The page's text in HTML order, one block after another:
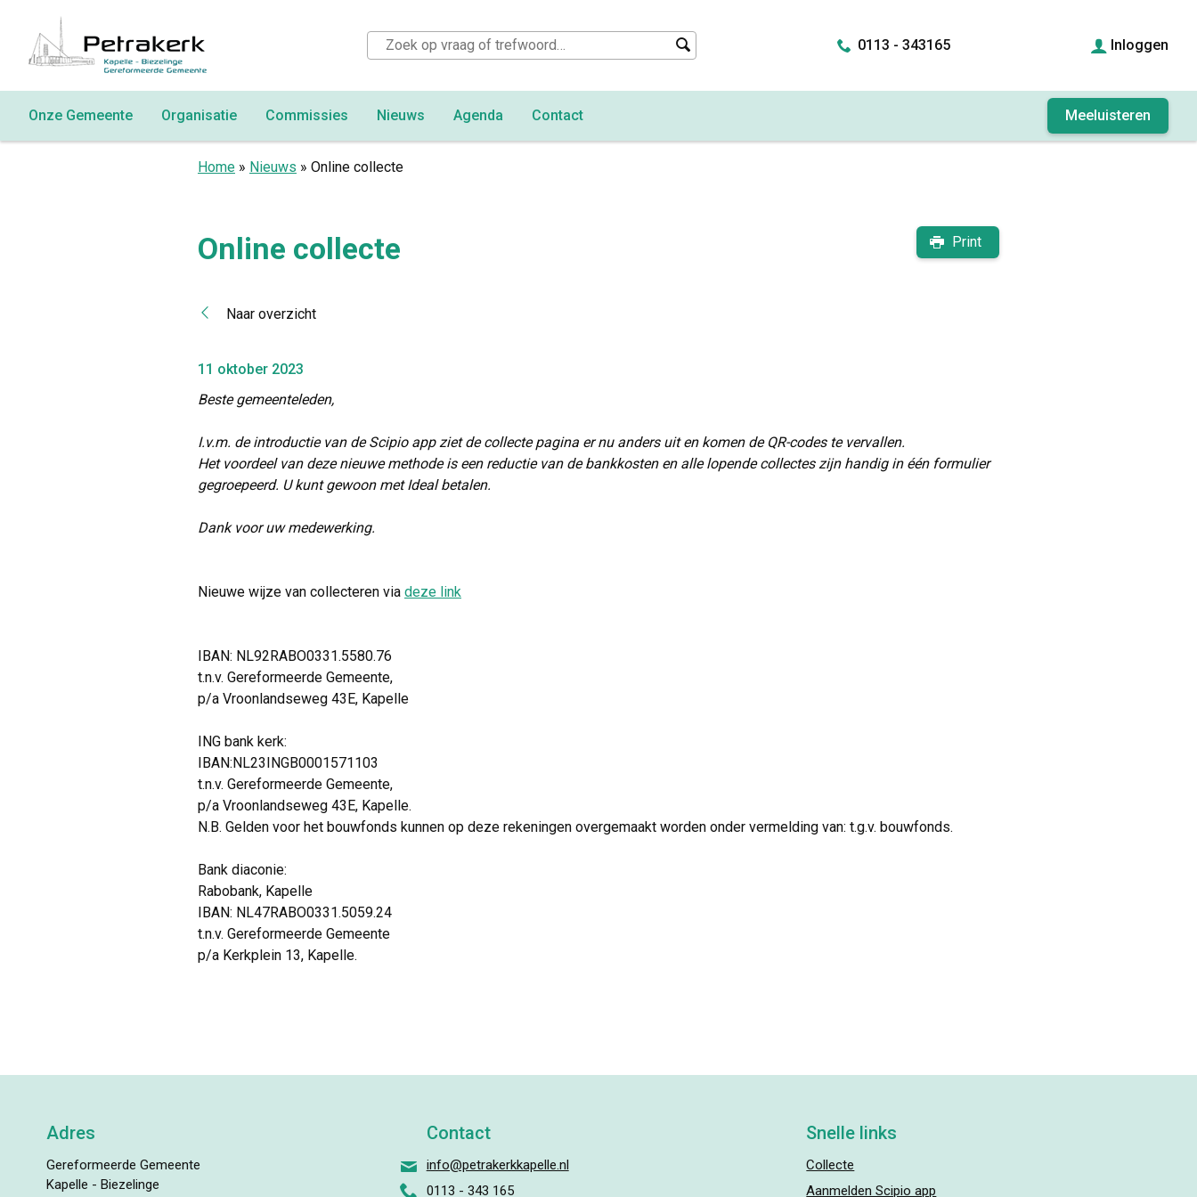
0113 - 343165 Inloggen
Onze Gemeente Organisatie Commissies Nieuws Agenda Contact Meeluisteren
Home » Nieuws » Online collecte
Online collecte Print
Naar overzicht
11 oktober 2023
Beste gemeenteleden,
I.v.m. de introductie van de Scipio app ziet de collecte pagina er nu anders uit en komen de QR-codes te vervallen.
Het voordeel van deze nieuwe methode is een reductie van de bankkosten en alle lopende collectes zijn handig in één formulier
gegroepeerd. U kunt gewoon met Ideal betalen.
Dank voor uw medewerking.
Nieuwe wijze van collecteren via deze link
IBAN: NL92RABO0331.5580.76
t.n.v. Gereformeerde Gemeente,
p/a Vroonlandseweg 43E, Kapelle
ING bank kerk:
IBAN:NL23INGB0001571103
t.n.v. Gereformeerde Gemeente,
p/a Vroonlandseweg 43E, Kapelle.
N.B. Gelden voor het bouwfonds kunnen op deze rekeningen overgemaakt worden onder vermelding van: t.g.v. bouwfonds.
Bank diaconie:
Rabobank, Kapelle
IBAN: NL47RABO0331.5059.24
t.n.v. Gereformeerde Gemeente
p/a Kerkplein 13, Kapelle.
Adres
Gereformeerde Gemeente
Kapelle - Biezelinge
Contact
info@petrakerkkapelle.nl
0113 - 343 165
Snelle links
Collecte
Aanmelden Scipio app